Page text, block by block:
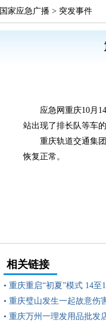
国家应急广播 > 突发事件
应急网重庆10月
站出现了排长队等车
重庆轨道交通集
恢复正常。
相关链接
• 重庆重启“初夏”模式 14
• 重庆璧山发生一起故意伤
• 重庆万州一理发用品批发